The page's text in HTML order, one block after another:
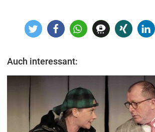
Auch interessant: